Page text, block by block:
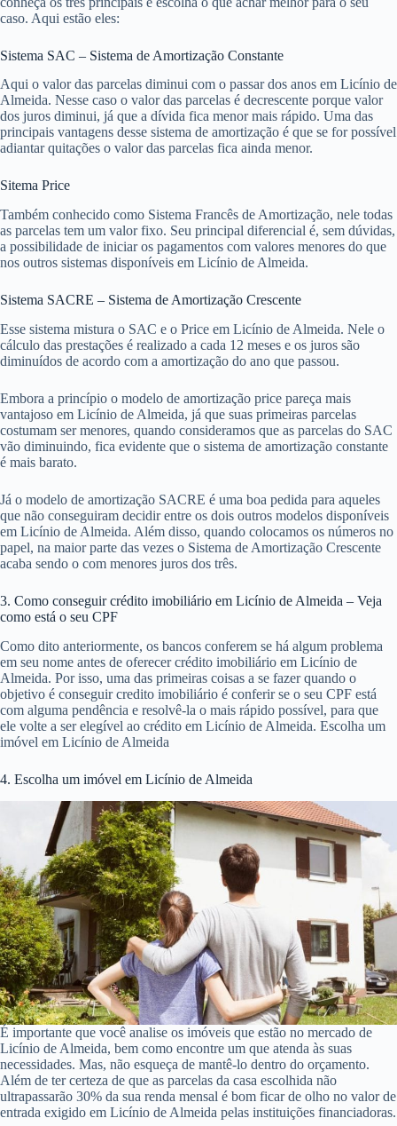
caso. Aqui estão eles:
Sistema SAC – Sistema de Amortização Constante
Aqui o valor das parcelas diminui com o passar dos anos em Licínio de
Almeida. Nesse caso o valor das parcelas é decrescente porque valor
dos juros diminui, já que a dívida fica menor mais rápido. Uma das
principais vantagens desse sistema de amortização é que se for possível
adiantar quitações o valor das parcelas fica ainda menor.
Sitema Price
Também conhecido como Sistema Francês de Amortização, nele todas
as parcelas tem um valor fixo. Seu principal diferencial é, sem dúvidas,
a possibilidade de iniciar os pagamentos com valores menores do que
nos outros sistemas disponíveis em Licínio de Almeida.
Sistema SACRE – Sistema de Amortização Crescente
Esse sistema mistura o SAC e o Price em Licínio de Almeida. Nele o
cálculo das prestações é realizado a cada 12 meses e os juros são
diminuídos de acordo com a amortização do ano que passou.
Embora a princípio o modelo de amortização price pareça mais
vantajoso em Licínio de Almeida, já que suas primeiras parcelas
costumam ser menores, quando consideramos que as parcelas do SAC
vão diminuindo, fica evidente que o sistema de amortização constante
é mais barato.
Já o modelo de amortização SACRE é uma boa pedida para aqueles
que não conseguiram decidir entre os dois outros modelos disponíveis
em Licínio de Almeida. Além disso, quando colocamos os números no
papel, na maior parte das vezes o Sistema de Amortização Crescente
acaba sendo o com menores juros dos três.
3. Como conseguir crédito imobiliário em Licínio de Almeida – Veja
como está o seu CPF
Como dito anteriormente, os bancos conferem se há algum problema
em seu nome antes de oferecer crédito imobiliário em Licínio de
Almeida. Por isso, uma das primeiras coisas a se fazer quando o
objetivo é conseguir credito imobiliário é conferir se o seu CPF está
com alguma pendência e resolvê-la o mais rápido possível, para que
ele volte a ser elegível ao crédito em Licínio de Almeida. Escolha um
imóvel em Licínio de Almeida
4. Escolha um imóvel em Licínio de Almeida
É importante que você analise os imóveis que estão no mercado de
Licínio de Almeida, bem como encontre um que atenda às suas
necessidades. Mas, não esqueça de mantê-lo dentro do orçamento.
Além de ter certeza de que as parcelas da casa escolhida não
ultrapassarão 30% da sua renda mensal é bom ficar de olho no valor de
entrada exigido em Licínio de Almeida pelas instituições financiadoras.